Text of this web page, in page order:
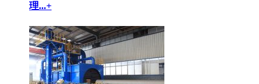
理...+